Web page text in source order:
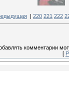
220 221 222
комментарии
[